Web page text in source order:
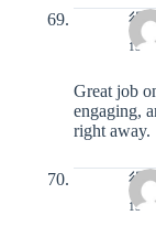
得
15-
Great job
engaging,
right away.
得
15-